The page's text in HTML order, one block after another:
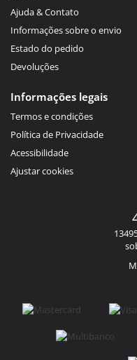
Ajuda & Contato
Informações sobre o envio
Estado do pedido
Devoluções
Informações legais
Termos e condições
Política de Privacidade
Acessibilidade
Ajustar cookies